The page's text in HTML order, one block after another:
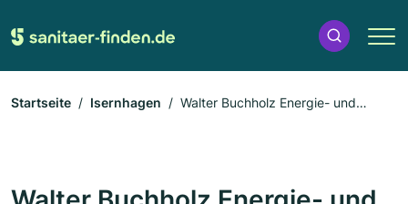
Startseite Isernhagen
Walter Buchholz Energie- und